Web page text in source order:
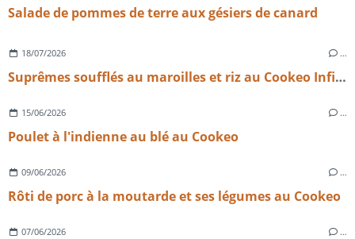
Salade de pommes de terre aux gésiers de canard
18/07/2026 …
Suprêmes soufflés au maroilles et riz au Cookeo Infinity​​​​​​​
15/06/2026 …
Poulet à l'indienne au blé au Cookeo
09/06/2026 …
Rôti de porc à la moutarde et ses légumes au Cookeo
07/06/2026 …